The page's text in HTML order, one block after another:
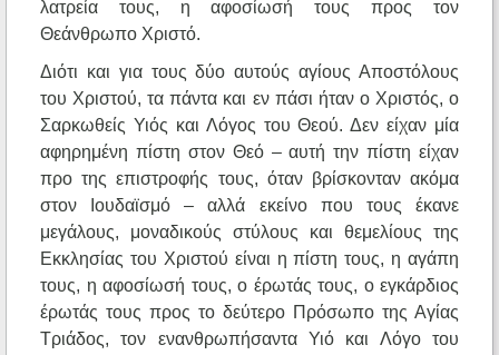
λατρεία τους, η αφοσίωσή τους προς τον
Θεάνθρωπο Χριστό.
Διότι και για τους δύο αυτούς αγίους Αποστόλους
του Χριστού, τα πάντα και εν πάσι ήταν ο Χριστός, ο
Σαρκωθείς Υιός και Λόγος του Θεού. Δεν είχαν μία
αφηρημένη πίστη στον Θεό – αυτή την πίστη είχαν
προ της επιστροφής τους, όταν βρίσκονταν ακόμα
στον Ιουδαϊσμό – αλλά εκείνο που τους έκανε
μεγάλους, μοναδικούς στύλους και θεμελίους της
Εκκλησίας του Χριστού είναι η πίστη τους, η αγάπη
τους, η αφοσίωσή τους, ο έρωτάς τους, ο εγκάρδιος
έρωτάς τους προς το δεύτερο Πρόσωπο της Αγίας
Τριάδος, τον ενανθρωπήσαντα Υιό και Λόγο του